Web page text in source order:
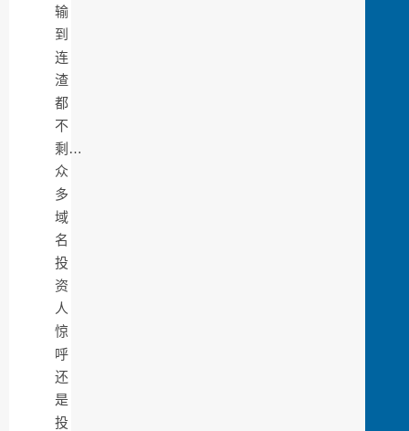
输
到
连
渣
都
不
剩…
众
多
域
名
投
资
人
惊
呼
还
是
投